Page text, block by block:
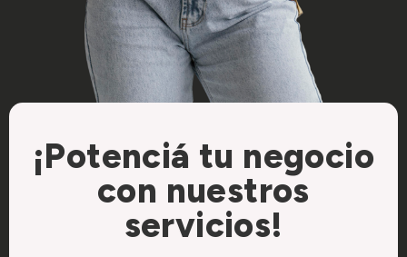
¡Potenciá tu negocio
con nuestros
servicios!